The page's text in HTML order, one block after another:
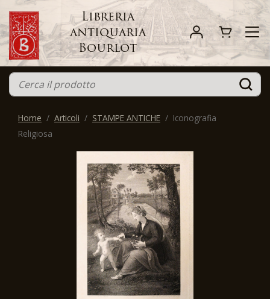
Libreria
antiquaria
Bourlot
Home Articoli STAMPE ANTICHE
Iconografia
Religiosa